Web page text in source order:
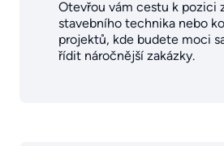
Otevřou vám cestu k pozici
stavebního technika nebo
projektů, kde budete moci
řídit náročnější zakázky.